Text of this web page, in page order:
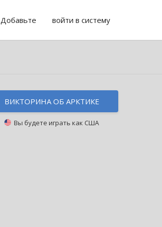
Добавьте войти в систему
ВИКТОРИНА ОБ АРКТИКЕ
Вы будете играть как США